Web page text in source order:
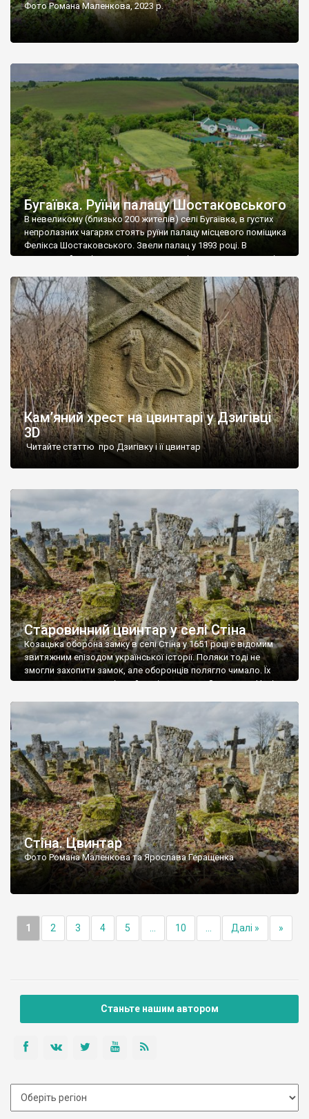
Фото Романа Маленкова, 2023 р.
Бугаївка. Руїни палацу Шостаковського
В невеликому (близько 200 жителів) селі Бугаївка, в густих
непролазних чагарях стоять руїни палацу місцевого поміщика
Фелікса Шостаковського. Звели палац у 1893 році. В
радянський період у ньому спочатку містилася школа, потім
століття тут розмістили туберкульозну лікарню. Коли із
палацу виїхала лікарня – ми точно не […]
Кам’яний хрест на цвинтарі у Дзигівці
3D
Читайте статтю про Дзигівку і її цвинтар
Старовинний цвинтар у селі Стіна
Козацька оборона замку в селі Стіна у 1651 році є відомим
звитяжним епізодом української історії. Поляки тоді не
змогли захопити замок, але оборонців полягло чимало. Їх
поховали на цвинтарі, який тоді називався Замковим. Нині на
ньому чимало хрестів 19 століття, є такі, де епітафії стер […]
Стіна. Цвинтар
Фото Романа Маленкова та Ярослава Геращенка
1 2 3 4 5 10 Далі » »
Станьте нашим автором